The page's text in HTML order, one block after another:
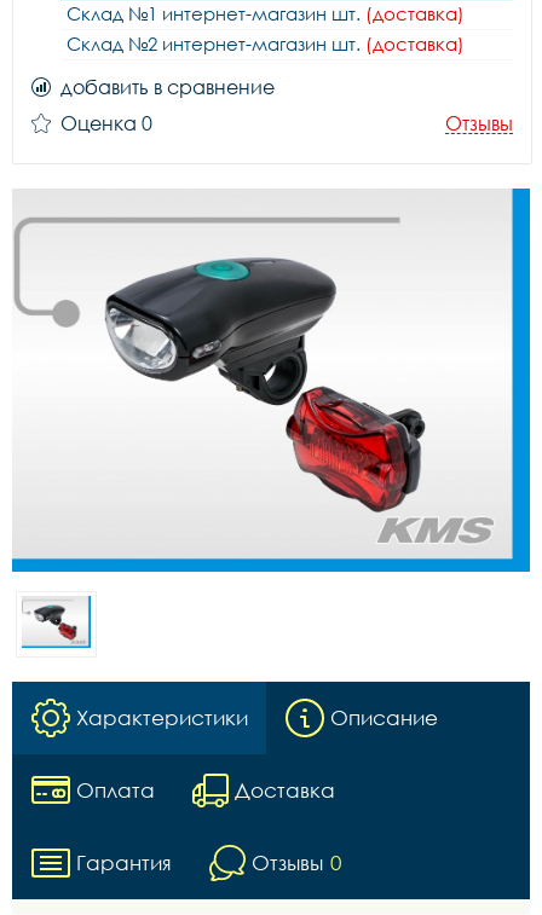
Склад №1 интернет-магазин шт. (доставка)
Склад №2 интернет-магазин шт. (доставка)
добавить в сравнение
Оценка 0
Отзывы
Характеристики Описание
Оплата Доставка
Гарантия Отзывы 0